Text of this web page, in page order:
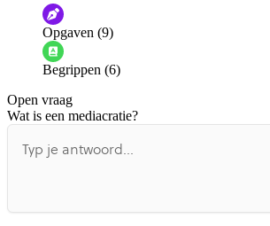
De audio is slecht
Informatie is onjuist
De docent is te langdradig
De uitleg gaat te langzaam
Opgaven (9)
Begrippen (6)
Open vraag
Wat is een mediacratie?